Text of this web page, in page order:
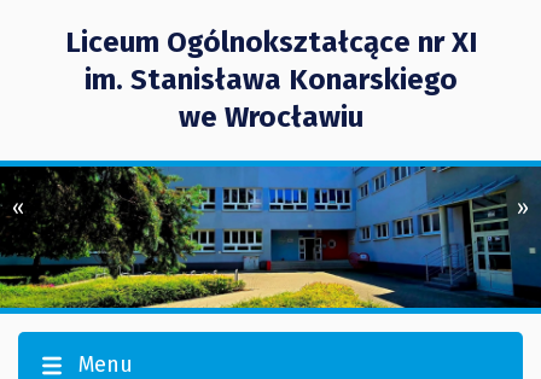
Liceum Ogólnokształcące nr XI
im. Stanisława Konarskiego
we Wrocławiu
« »
Menu